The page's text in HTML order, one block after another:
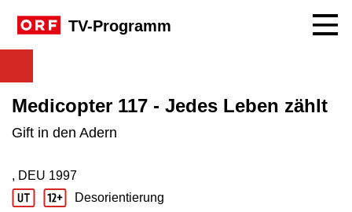
TV-Programm
Medicopter 117 - Jedes Leben zählt
Gift in den Adern
Produktionsland: DEU
, DEU
Produktionsjahr: 1997
1997
Jugendschutz Beschreibung: Desorientierung
Desorientierung